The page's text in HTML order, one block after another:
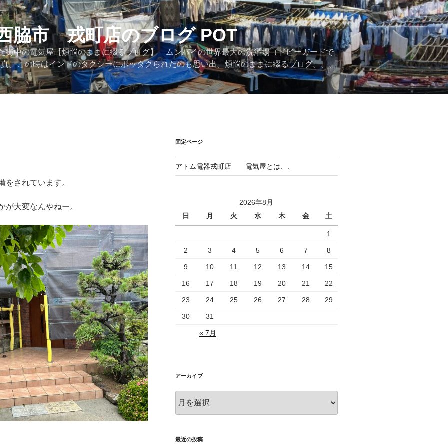
脇市 戎町店のブログ POT
街中の電気屋【煩悩のままに綴るブログ】 ムンバイの世界最大の洗濯場（ドビーガードで
。この時はインドのタクシーにボッタクられたのも思い出。煩悩のままに綴るブログ。。。
をされています。
が大変なんやねー。
固定ページ
アトム電器戎町店 電気屋とは、、
2026年8月
日
月 火 水 木 金 土
1
2 3 4 5 6 7 8
9 10 11 12 13 14 15
16 17 18 19 20 21 22
23 24 25 26 27 28 29
30 31
« 7月
アーカイブ
ー
ブ
最近の投稿